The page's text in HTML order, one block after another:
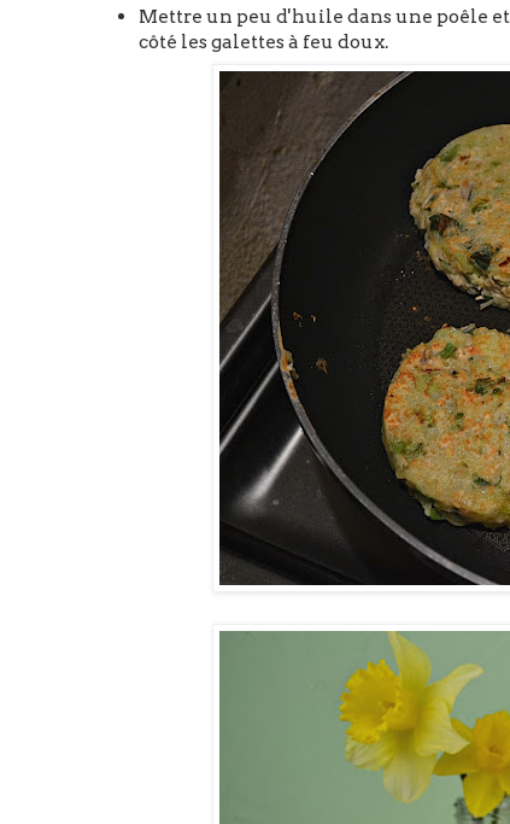
Mettre un peu d'huile dans une poêle
côté les galettes à feu doux.